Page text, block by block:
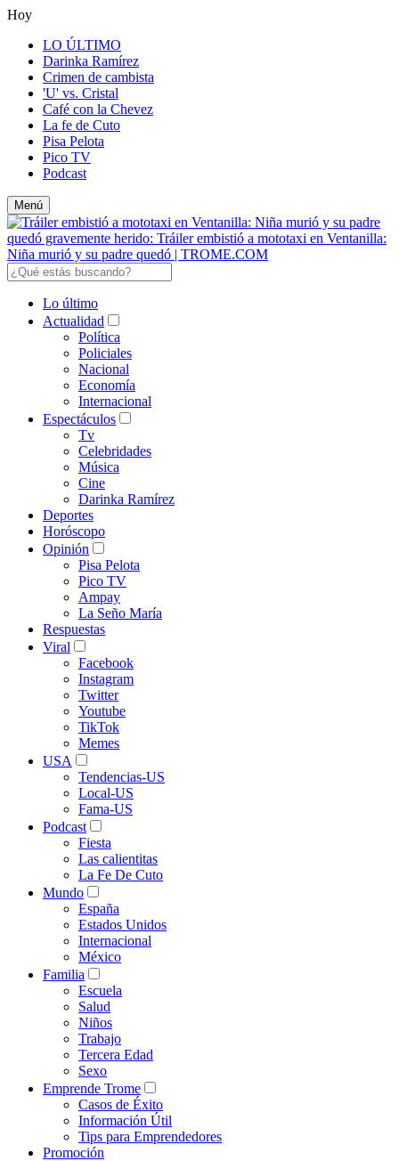
Hoy
LO ÚLTIMO
Darinka Ramírez
Crimen de cambista
'U' vs. Cristal
Café con la Chevez
La fe de Cuto
Pisa Pelota
Pico TV
Podcast
Menú
Lo último
Actualidad
Política
Policiales
Nacional
Economía
Internacional
Espectáculos
Tv
Celebridades
Música
Cine
Darinka Ramírez
Deportes
Horóscopo
Opinión
Pisa Pelota
Pico TV
Ampay
La Seño María
Respuestas
Viral
Facebook
Instagram
Twitter
Youtube
TikTok
Memes
USA
Tendencias-US
Local-US
Fama-US
Podcast
Fiesta
Las calientitas
La Fe De Cuto
Mundo
España
Estados Unidos
Internacional
México
Familia
Escuela
Salud
Niños
Trabajo
Tercera Edad
Sexo
Emprende Trome
Casos de Éxito
Información Útil
Tips para Emprendedores
Promoción